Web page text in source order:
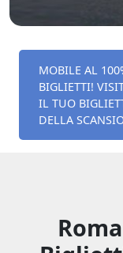
MOBILE AL
BIGLIETTI!
IL TUO
DELLA